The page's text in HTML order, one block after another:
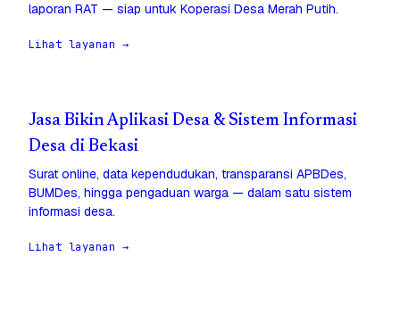
laporan RAT — siap untuk Koperasi Desa Merah Putih.
Lihat layanan →
Jasa Bikin Aplikasi Desa & Sistem Informasi
Desa di Bekasi
Surat online, data kependudukan, transparansi APBDes,
BUMDes, hingga pengaduan warga — dalam satu sistem
informasi desa.
Lihat layanan →